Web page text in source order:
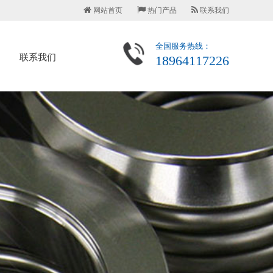
网站首页 热门产品 联系我们
联系我们
全国服务热线：
18964117226